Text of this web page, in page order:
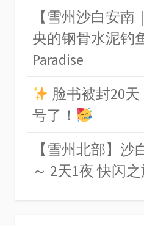
【雪州沙白安南
央的钢骨水泥钓
Paradise
脸书被封20
号了！
【雪州北部】
～ 2天1夜 快闪